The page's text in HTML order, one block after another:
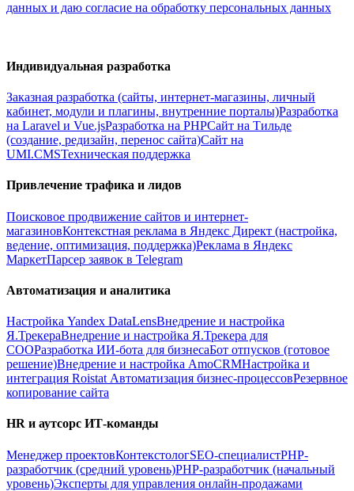
данных и даю согласие на обработку персональных данных
Индивидуальная разработка
Заказная разработка (сайты, интернет-магазины, личный
кабинет, модули и плагины, внутренние порталы)Разработка
на Laravel и Vue.jsРазработка на PHPСайт на Тильде
(создание, редизайн, перенос сайта)Сайт на
UMI.CMSТехническая поддержка
Привлечение трафика и лидов
Поисковое продвижение сайтов и интернет-
магазиновКонтекстная реклама в Яндекс Директ (настройка,
ведение, оптимизация, поддержка)Реклама в Яндекс
МаркетПарсер заявок в Telegram
Автоматизация и аналитика
Настройка Yandex DataLensВнедрение и настройка
Я.ТрекераВнедрение и настройка Я.Трекера для
СООРазработка ИИ-бота для бизнесаБот отпусков (готовое
решение)Внедрение и настройка AmoCRMНастройка и
интеграция Roistat Автоматизация бизнес-процессовРезервное
копирование сайта
HR и аутсорс ИТ-команды
Менеджер проектовКонтекстологSEO-специалистPHP-
разработчик (средний уровень)PHP-разработчик (начальный
уровень)Эксперты для управления онлайн-продажами